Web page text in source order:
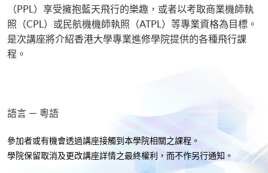
（PPL）享受擁抱藍天飛行的樂趣，或者以考取商業機師執
照（CPL）或民航機機師執照（ATPL）等專業資格為目標。
是次講座將介紹香港大學專業進修學院提供的各種飛行課
程。
語言 － 粵語
參加者或有機會透過講座接觸到本學院相關之課程。
學院保留取消及更改講座詳情之最終權利，而不作另行通知 。